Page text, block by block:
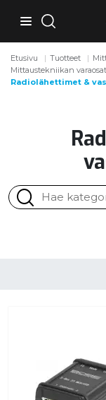
Etusivu Tuotteet
Mittaustekniikan
Radiolähettimet &